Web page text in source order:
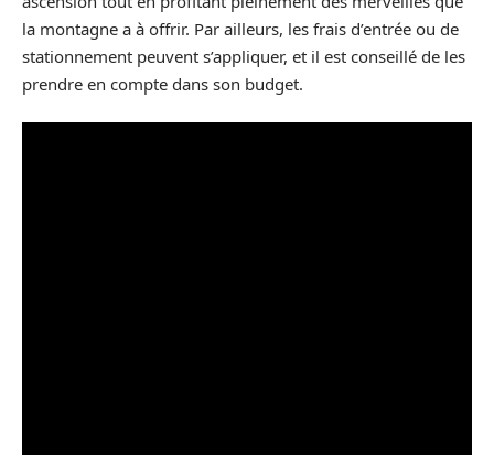
la montagne a à offrir. Par ailleurs, les frais d’entrée ou de
stationnement peuvent s’appliquer, et il est conseillé de les
prendre en compte dans son budget.